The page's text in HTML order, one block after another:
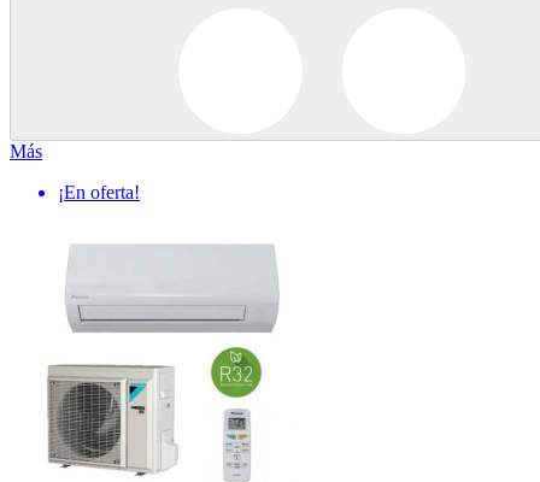
Más
¡En oferta!